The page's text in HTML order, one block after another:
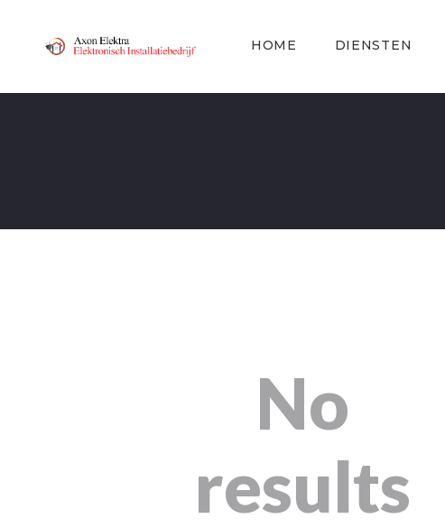
HOME DIENSTEN
No
results